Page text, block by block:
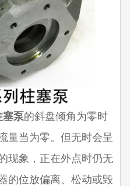
塞泵的斜盘倾角为零时
量当为零。但无时会呈
现象，正在外点时仍无
的位放偏离、松动或毁